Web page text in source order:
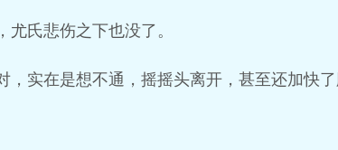
氏悲伤之下也没了。
实在是想不通，摇摇头离开，甚至还加快了